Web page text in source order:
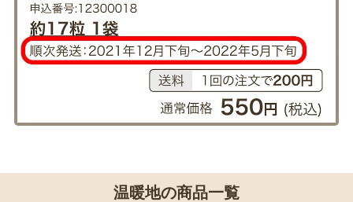
温暖地の商品一覧